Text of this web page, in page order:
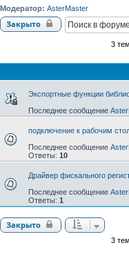
Модератор: AsterMaster
Закрыто
3
Экспортные функции
Последнее сообщение
подключение к рабочим
Последнее сообщение
Ответы: 10
Драйвер фискального
Последнее сообщение
Ответы: 1
Закрыто
3